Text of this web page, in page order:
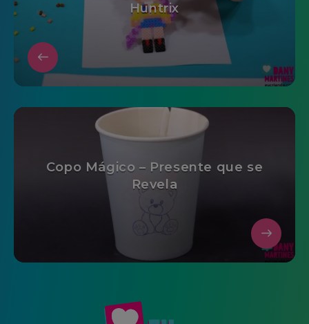
Huntrix
Copo Mágico – Presente que se
Revela